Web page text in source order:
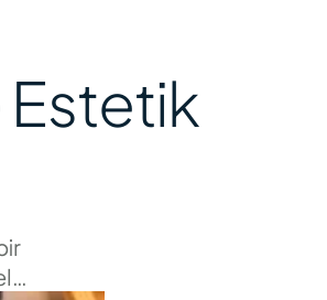
Estetik